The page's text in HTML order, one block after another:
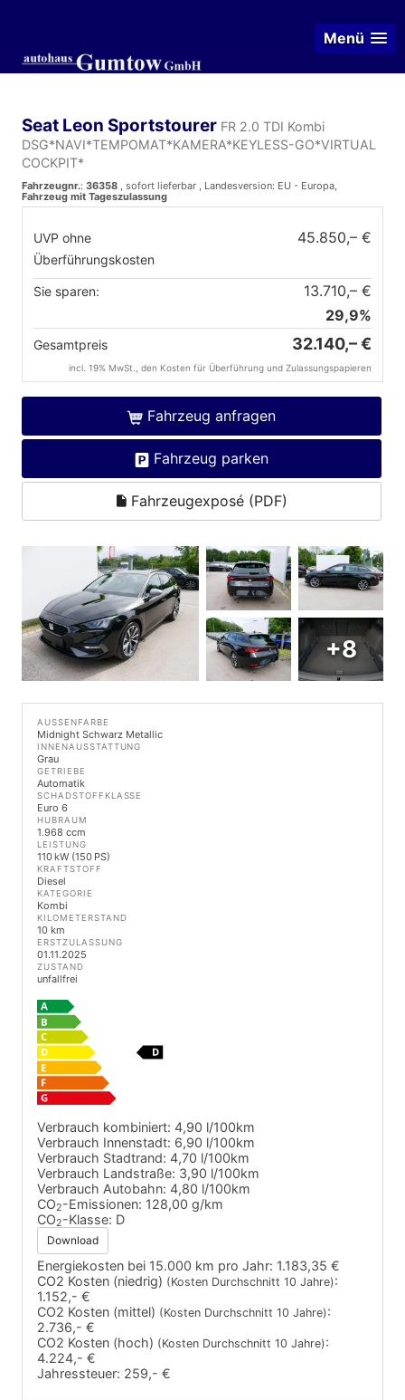
Menü
Seat Leon Sportstourer FR 2.0 TDI Kombi
DSG*NAVI*TEMPOMAT*KAMERA*KEYLESS-GO*VIRTUAL
COCKPIT*
Fahrzeugnr.: 36358 , sofort lieferbar , Landesversion: EU - Europa,
Fahrzeug mit Tageszulassung
UVP ohne
Überführungskosten
45.850,– €
Sie sparen:
13.710,– €
29,9%
Gesamtpreis 32.140,– €
incl. 19% MwSt., den Kosten für Überführung und Zulassungspapieren
Fahrzeug anfragen
Fahrzeug parken
Fahrzeugexposé (PDF)
+8
AUSSENFARBE
Midnight Schwarz Metallic
INNENAUSSTATTUNG
Grau
GETRIEBE
Automatik
SCHADSTOFFKLASSE
Euro 6
HUBRAUM
1.968 ccm
LEISTUNG
110 kW (150 PS)
KRAFTSTOFF
Diesel
KATEGORIE
Kombi
KILOMETERSTAND
10 km
ERSTZULASSUNG
01.11.2025
ZUSTAND
unfallfrei
Verbrauch kombiniert: 4,90 l/100km
Verbrauch Innenstadt: 6,90 l/100km
Verbrauch Stadtrand: 4,70 l/100km
Verbrauch Landstraße: 3,90 l/100km
Verbrauch Autobahn: 4,80 l/100km
CO2-Emissionen: 128,00 g/km
CO2-Klasse: D
Download
Energiekosten bei 15.000 km pro Jahr: 1.183,35 €
CO2 Kosten (niedrig) (Kosten Durchschnitt 10 Jahre):
1.152,- €
CO2 Kosten (mittel) (Kosten Durchschnitt 10 Jahre):
2.736,- €
CO2 Kosten (hoch) (Kosten Durchschnitt 10 Jahre):
4.224,- €
Jahressteuer: 259,- €